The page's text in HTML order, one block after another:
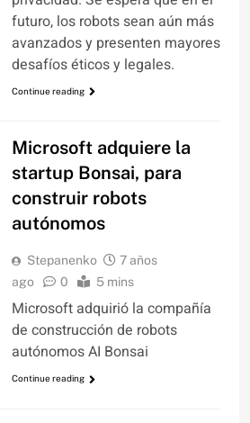
futuro, los robots sean aún más
avanzados y presenten mayores
desafíos éticos y legales.
Continue reading
Microsoft adquiere la
startup Bonsai, para
construir robots
autónomos
Stepanenko
7 años
ago
0 5 mins
Microsoft adquirió la compañía
de construcción de robots
autónomos AI Bonsai
Continue reading